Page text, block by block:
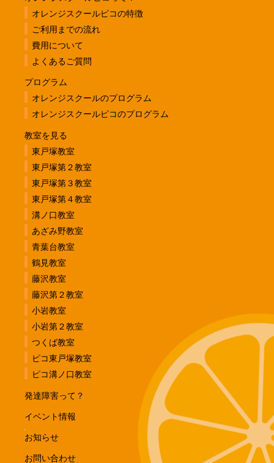
オレンジスクールピコの特徴
ご利用までの流れ
費用について
よくあるご質問
プログラム
オレンジスクールのプログラム
オレンジスクールピコのプログラム
教室を見る
東戸塚教室
東戸塚第２教室
東戸塚第３教室
東戸塚第４教室
溝ノ口教室
あざみ野教室
青葉台教室
鶴見教室
藤沢教室
藤沢第２教室
小岩教室
小岩第２教室
つくば教室
ピコ東戸塚教室
ピコ溝ノ口教室
発達障害って？
イベント情報
お知らせ
お問い合わせ